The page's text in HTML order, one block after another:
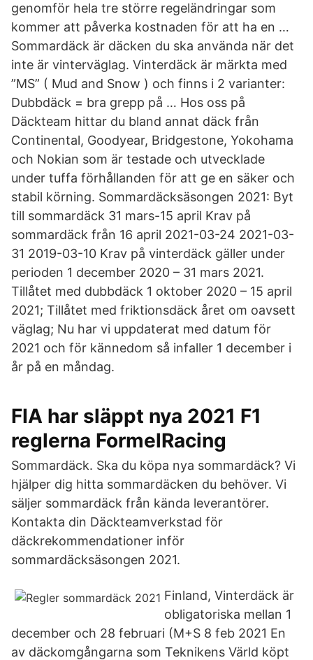
genomför hela tre större regeländringar som
kommer att påverka kostnaden för att ha en …
Sommardäck är däcken du ska använda när det
inte är vinterväglag. Vinterdäck är märkta med
”MS” ( Mud and Snow ) och finns i 2 varianter:
Dubbdäck = bra grepp på … Hos oss på
Däckteam hittar du bland annat däck från
Continental, Goodyear, Bridgestone, Yokohama
och Nokian som är testade och utvecklade
under tuffa förhållanden för att ge en säker och
stabil körning. Sommardäcksäsongen 2021: Byt
till sommardäck 31 mars-15 april Krav på
sommardäck från 16 april 2021-03-24 2021-03-
31 2019-03-10 Krav på vinterdäck gäller under
perioden 1 december 2020 – 31 mars 2021.
Tillåtet med dubbdäck 1 oktober 2020 – 15 april
2021; Tillåtet med friktionsdäck året om oavsett
väglag; Nu har vi uppdaterat med datum för
2021 och för kännedom så infaller 1 december i
år på en måndag.
FIA har släppt nya 2021 F1
reglerna FormelRacing
Sommardäck. Ska du köpa nya sommardäck? Vi
hjälper dig hitta sommardäcken du behöver. Vi
säljer sommardäck från kända leverantörer.
Kontakta din Däckteamverkstad för
däckrekommendationer inför
sommardäcksäsongen 2021.
Finland, Vinterdäck är
obligatoriska mellan 1
december och 28 februari (M+S 8 feb 2021 En
av däckomgångarna som Teknikens Värld köpt